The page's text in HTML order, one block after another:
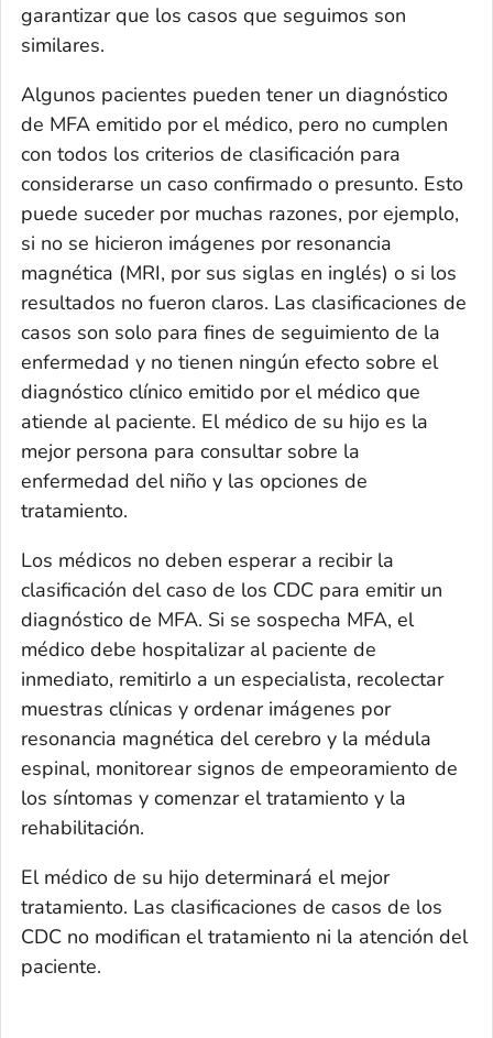
garantizar que los casos que seguimos son
similares.
Algunos pacientes pueden tener un diagnóstico
de MFA emitido por el médico, pero no cumplen
con todos los criterios de clasificación para
considerarse un caso confirmado o presunto. Esto
puede suceder por muchas razones, por ejemplo,
si no se hicieron imágenes por resonancia
magnética (MRI, por sus siglas en inglés) o si los
resultados no fueron claros. Las clasificaciones de
casos son solo para fines de seguimiento de la
enfermedad y no tienen ningún efecto sobre el
diagnóstico clínico emitido por el médico que
atiende al paciente. El médico de su hijo es la
mejor persona para consultar sobre la
enfermedad del niño y las opciones de
tratamiento.
Los médicos no deben esperar a recibir la
clasificación del caso de los CDC para emitir un
diagnóstico de MFA. Si se sospecha MFA, el
médico debe hospitalizar al paciente de
inmediato, remitirlo a un especialista, recolectar
muestras clínicas y ordenar imágenes por
resonancia magnética del cerebro y la médula
espinal, monitorear signos de empeoramiento de
los síntomas y comenzar el tratamiento y la
rehabilitación.
El médico de su hijo determinará el mejor
tratamiento. Las clasificaciones de casos de los
CDC no modifican el tratamiento ni la atención del
paciente.